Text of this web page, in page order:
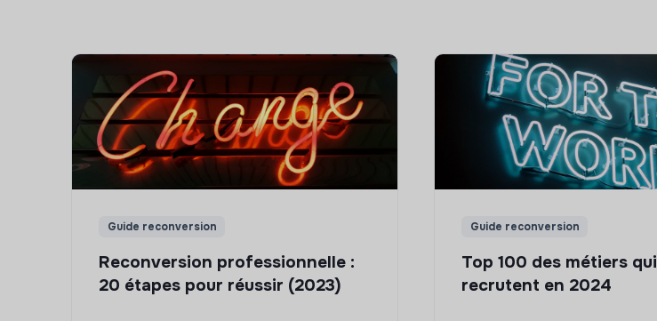
Guide reconversion
Reconversion professionnelle :
20 étapes pour réussir (2023)
Guide reconversion
Top 100 des métiers qui
recrutent en 2024